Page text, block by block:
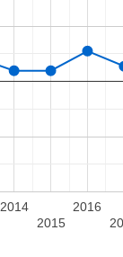
2014
2015
2016